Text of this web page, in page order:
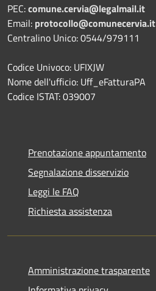
PEC:comune.cervia@legalmail.it
Email: protocollo@comunecervia.it
Centralino Unico: 0544/979111
Codice Univoco: UFIXJW
Nome dell'ufficio: Uff_eFatturaPA
Codice ISTAT: 039007
Prenotazione appuntamento
Segnalazione disservizio
Leggi le FAQ
Richiesta assistenza
Amministrazione trasparente